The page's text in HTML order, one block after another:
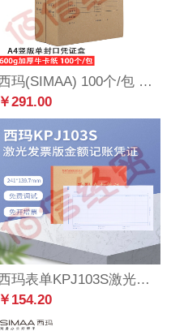
西玛(SIMAA) 100个/包 A4竖版凭证盒单封口 600g加厚牛卡纸 220*305*50mm HZ351 整箱价
￥291.00
西玛表单KPJ103S激光发票版金额记账凭证打印纸241*139.7mm KPJ103S-500份/包 4包/箱（整箱售）
￥154.20